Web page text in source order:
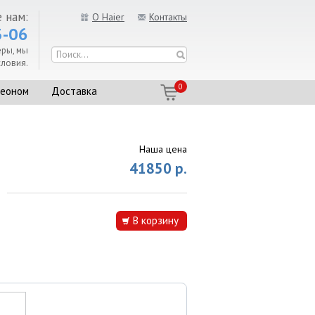
О Haier Контакты
нам:
06
мы
Доставка 0
Наша цена
41850 р.
В корзину